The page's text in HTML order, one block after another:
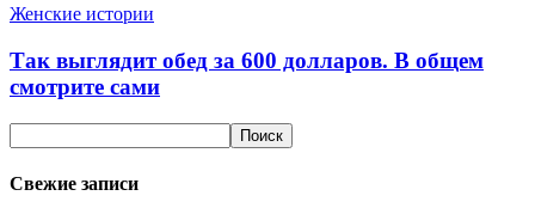
Женские истории
Так выглядит обед за 600 долларов. В общем
смотрите сами
Свежие записи